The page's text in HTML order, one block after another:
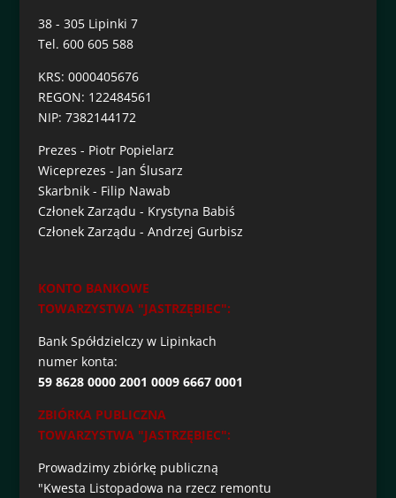
38 - 305 Lipinki 7
Tel. 600 605 588
KRS: 0000405676
REGON: 122484561
NIP: 7382144172
Prezes - Piotr Popielarz
Wiceprezes - Jan Ślusarz
Skarbnik - Filip Nawab
Członek Zarządu - Krystyna Babiś
Członek Zarządu - Andrzej Gurbisz
KONTO BANKOWE
TOWARZYSTWA "JASTRZĘBIEC":
Bank Spółdzielczy w Lipinkach
numer konta:
59 8628 0000 2001 0009 6667 0001
ZBIÓRKA PUBLICZNA
TOWARZYSTWA "JASTRZĘBIEC":
Prowadzimy zbiórkę publiczną
"Kwesta Listopadowa na rzecz remontu